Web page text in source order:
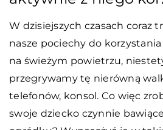
W dzisiejszych czasach coraz
nasze pociechy do
na świeżym powietrzu,
przegrywamy tę nierówną
telefonów, konsol. Co więc
swoje dziecko czynnie